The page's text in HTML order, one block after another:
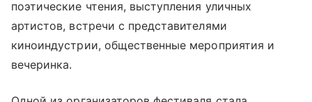
поэтические чтения, выступления уличных
артистов, встречи с представителями
киноиндустрии, общественные мероприятия и
вечеринка.